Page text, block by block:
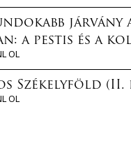
járvány
a pestis és a
OL
Székelyföld (II.
OL